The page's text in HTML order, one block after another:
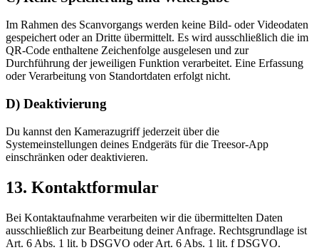
Im Rahmen des Scanvorgangs werden keine Bild- oder Videodaten
gespeichert oder an Dritte übermittelt. Es wird ausschließlich die im
QR-Code enthaltene Zeichenfolge ausgelesen und zur
Durchführung der jeweiligen Funktion verarbeitet. Eine Erfassung
oder Verarbeitung von Standortdaten erfolgt nicht.
D) Deaktivierung
Du kannst den Kamerazugriff jederzeit über die
Systemeinstellungen deines Endgeräts für die Treesor-App
einschränken oder deaktivieren.
13. Kontaktformular
Bei Kontaktaufnahme verarbeiten wir die übermittelten Daten
ausschließlich zur Bearbeitung deiner Anfrage. Rechtsgrundlage ist
Art. 6 Abs. 1 lit. b DSGVO oder Art. 6 Abs. 1 lit. f DSGVO.